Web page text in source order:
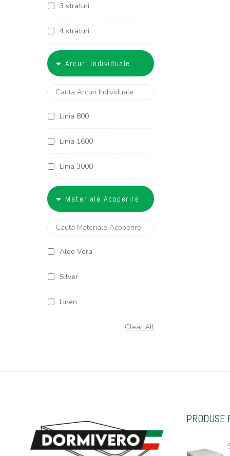
3 straturi
4 straturi
Arcuri Individuale
Linia 800
Linia 1600
Linia 3000
Materiale Acoperire
Aloe Vera
Silver
Linen
Casmir
Jacquard
Clear All
PRODUSE